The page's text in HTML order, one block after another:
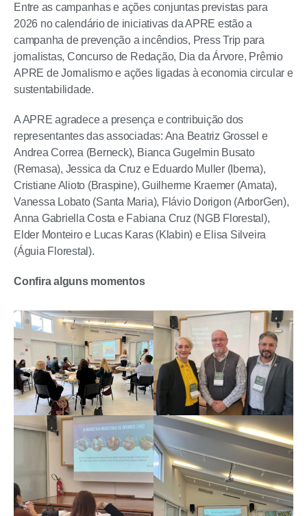
Entre as campanhas e ações conjuntas previstas para
2026 no calendário de iniciativas da APRE estão a
campanha de prevenção a incêndios, Press Trip para
jornalistas, Concurso de Redação, Dia da Árvore, Prêmio
APRE de Jornalismo e ações ligadas à economia circular e
sustentabilidade.
A APRE agradece a presença e contribuição dos
representantes das associadas: Ana Beatriz Grossel e
Andrea Correa (Berneck), Bianca Gugelmin Busato
(Remasa), Jessica da Cruz e Eduardo Muller (Ibema),
Cristiane Alioto (Braspine), Guilherme Kraemer (Amata),
Vanessa Lobato (Santa Maria), Flávio Dorigon (ArborGen),
Anna Gabriella Costa e Fabiana Cruz (NGB Florestal),
Elder Monteiro e Lucas Karas (Klabin) e Elisa Silveira
(Águia Florestal).
Confira alguns momentos